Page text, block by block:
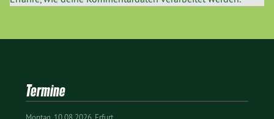
Termine
Montag 10.08.2026 Erfurt